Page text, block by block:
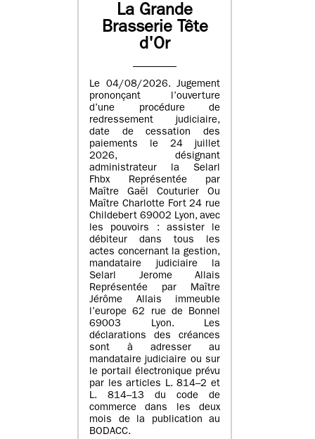
La Grande
Brasserie Tête
d'Or
Le 04/08/2026. Jugement
prononçant l’ouverture
d’une procédure de
redressement judiciaire,
date de cessation des
paiements le 24 juillet
2026, désignant
administrateur la Selarl
Fhbx Représentée par
Maître Gaël Couturier Ou
Maître Charlotte Fort 24 rue
Childebert 69002 Lyon, avec
les pouvoirs : assister le
débiteur dans tous les
actes concernant la gestion,
mandataire judiciaire la
Selarl Jerome Allais
Représentée par Maître
Jérôme Allais immeuble
l’europe 62 rue de Bonnel
69003 Lyon. Les
déclarations des créances
sont à adresser au
mandataire judiciaire ou sur
le portail électronique prévu
par les articles L. 814–2 et
L. 814–13 du code de
commerce dans les deux
mois de la publication au
BODACC.